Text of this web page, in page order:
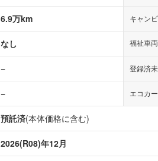
6.9万km キャン
なし 福祉車両
− 登録済
− エコカ
預託済(本体価格に含む)
2026(R08)年12月